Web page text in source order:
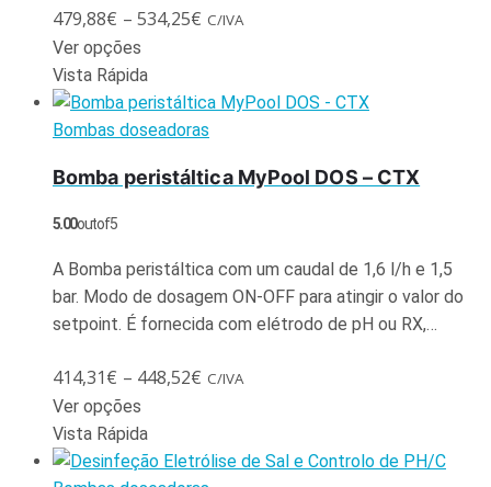
479,88€ – 534,25€ C/IVA
Ver opções
Vista Rápida
Bombas doseadoras
Bomba peristáltica MyPool DOS – CTX
5.00out of 5
A Bomba peristáltica com um caudal de 1,6 l/h e 1,5
bar. Modo de dosagem ON-OFF para atingir o valor do
setpoint. É fornecida com elétrodo de pH ou RX,…
414,31€ – 448,52€ C/IVA
Ver opções
Vista Rápida